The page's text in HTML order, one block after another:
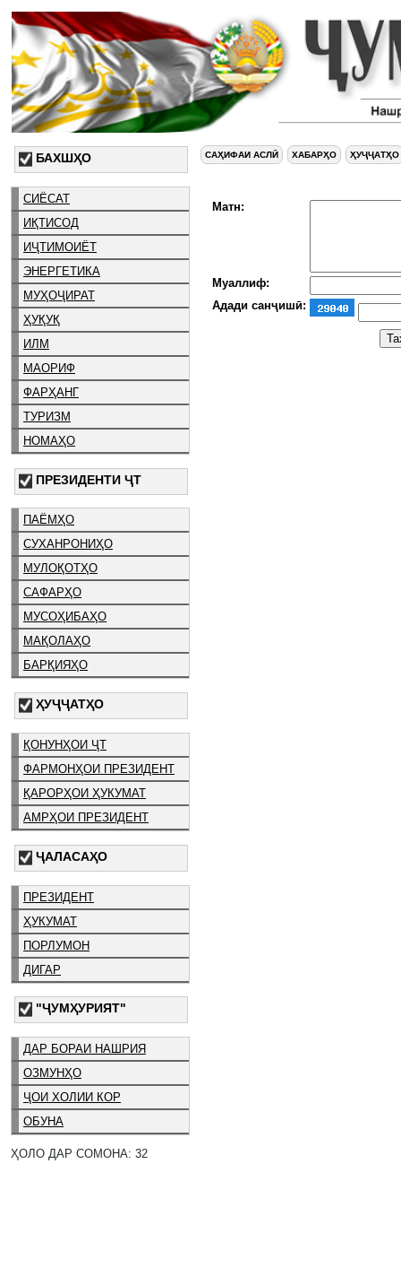
БАХШҲО
СИЁСАТ
ИҚТИСОД
ИҶТИМОИЁТ
ЭНЕРГЕТИКА
МУҲОҶИРАТ
ҲУҚУҚ
ИЛМ
МАОРИФ
ФАРҲАНГ
ТУРИЗМ
НОМАҲО
ПРЕЗИДЕНТИ ҶТ
ПАЁМҲО
СУХАНРОНИҲО
МУЛОҚОТҲО
САФАРҲО
МУСОҲИБАҲО
МАҚОЛАҲО
БАРҚИЯҲО
ҲУҶҶАТҲО
ҚОНУНҲОИ ҶТ
ФАРМОНҲОИ ПРЕЗИДЕНТ
ҚАРОРҲОИ ҲУКУМАТ
АМРҲОИ ПРЕЗИДЕНТ
ҶАЛАСАҲО
ПРЕЗИДЕНТ
ҲУКУМАТ
ПОРЛУМОН
ДИГАР
"ҶУМҲУРИЯТ"
ДАР БОРАИ НАШРИЯ
ОЗМУНҲО
ҶОИ ХОЛИИ КОР
ОБУНА
ҲОЛО ДАР СОМОНА: 32
САҲИФАИ АСЛӢ ХАБАРҲО ҲУҶҶАТҲО
Матн:
Муаллиф:
Адади санҷишӣ: